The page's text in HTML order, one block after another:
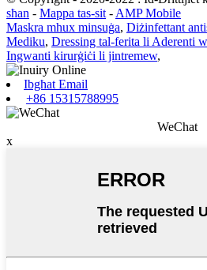
sħan - Mappa tas-sit - AMP Mobile
Maskra mhux minsuġa, Diżinfettant
Mediku, Dressing tal-ferita li Aderenti
Ingwanti kirurġiċi li jintremew,
Ibgħat Email
+86 15315788995
WeChat
x